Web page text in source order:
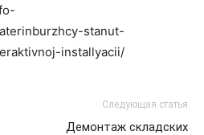
stanut-
installyacii/
Следующая статья
Демонтаж складских